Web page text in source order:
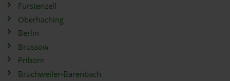
Fürstenzell
Oberhaching
Berlin
Brüssow
Priborn
Bruchweiler-Bärenbach